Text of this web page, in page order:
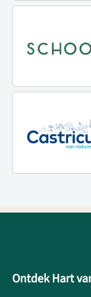
Ontdek Hart